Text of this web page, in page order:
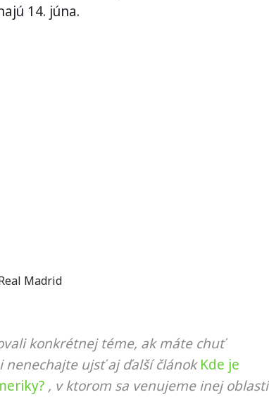
14. júna.
Madrid
konkrétnej téme, ak máte chuť
ujsť aj ďalší článok Kde je
, v ktorom sa venujeme inej oblasti